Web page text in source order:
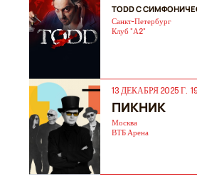
TODD С
Санкт-Петербург
Клуб "А2"
13 ДЕКАБРЯ 2025 Г.
ПИКНИК
Москва
ВТБ Арена